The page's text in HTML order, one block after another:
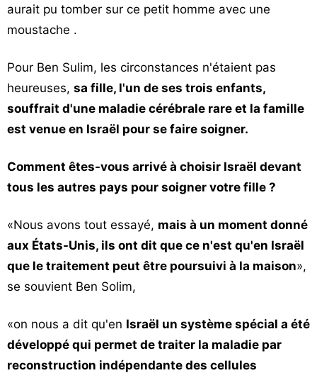
aurait pu tomber sur ce petit homme avec une
moustache .
Pour Ben Sulim, les circonstances n'étaient pas
heureuses, sa fille, l'un de ses trois enfants,
souffrait d'une maladie cérébrale rare et la famille
est venue en Israël pour se faire soigner.
Comment êtes-vous arrivé à choisir Israël devant
tous les autres pays pour soigner votre fille ?
«Nous avons tout essayé, mais à un moment donné
aux États-Unis, ils ont dit que ce n'est qu'en Israël
que le traitement peut être poursuivi à la maison»,
se souvient Ben Solim,
«on nous a dit qu'en Israël un système spécial a été
développé qui permet de traiter la maladie par
reconstruction indépendante des cellules